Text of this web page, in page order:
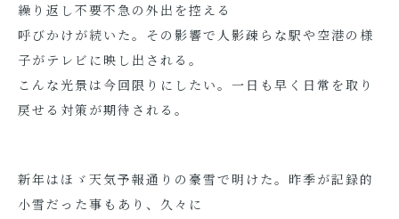
繰り返し不要不急の外出を控える
呼びかけが続いた。その影響で人影疎らな駅や空港の様
子がテレビに映し出される。
こんな光景は今回限りにしたい。一日も早く日常を取り
戻せる対策が期待される。
新年はほゞ天気予報通りの豪雪で明けた。昨季が記録的
小雪だった事もあり、久々に